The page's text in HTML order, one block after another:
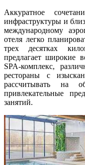
Аккуратное
инфраструктуры и
международному
отеля легко
трех десятках
предлагает широкие
SPA-комплекс,
рестораны с
рассчитывать на
привлекательные
занятий.